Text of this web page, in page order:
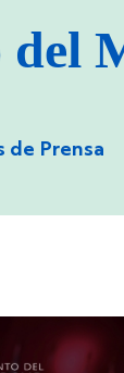
del
de Prensa